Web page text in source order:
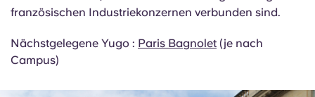
Ingenieurwissenschaften sowie Medizin. Ihre 55.000
führender Forschungslabore, die mit der
Pharmaindustrie, kulturellen Einrichtungen und großen